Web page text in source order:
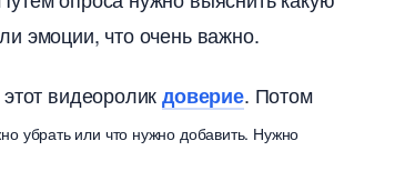
эмоции, что очень важно.
видеороликдоверие. Потом
убрать или что нужно добавить. Нужно